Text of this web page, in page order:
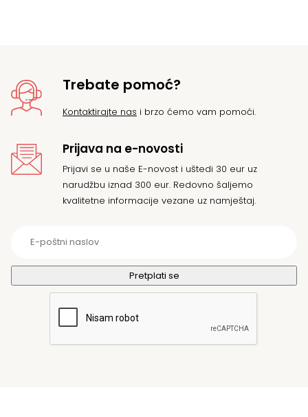
Trebate pomoć?
Kontaktirajte nas i brzo ćemo vam pomoći.
Prijava na e-novosti
Prijavi se u naše E-novost i uštedi 30 eur uz
narudžbu iznad 300 eur. Redovno šaljemo
kvalitetne informacije vezane uz namještaj.